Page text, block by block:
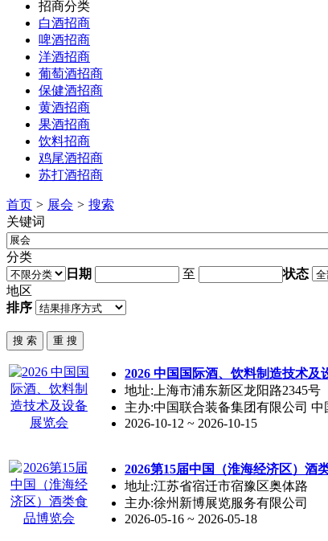
招商分类
白酒招商
啤酒招商
洋酒招商
葡萄酒招商
保健酒招商
黄酒招商
果酒招商
饮料招商
鸡尾酒招商
苏打酒招商
首页 > 展会 > 搜索
关键词
分类
日期
至
状态
地区
排序
2026 中国国际酒、饮料制造技术及
地址:上海市浦东新区龙阳路2345号
主办:中国联合装备集团有限公司
2026-10-12 ~ 2026-10-15
2026第15届中国（淮海经济区）酒
地址:江苏省宿迁市宿豫区奥体路
主办:徐州新博展览服务有限公司
2026-05-16 ~ 2026-05-18